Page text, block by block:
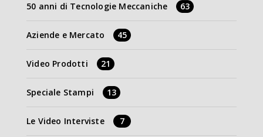
50 anni di Tecnologie Meccaniche 63
Aziende e Mercato 45
Video Prodotti 21
Speciale Stampi 13
Le Video Interviste 7